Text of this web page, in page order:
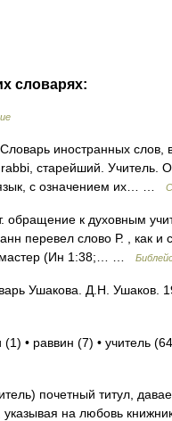
словарях:
иностранных слов,
старейший. Учитель.
с означением их… …
обращение к духовным
перевел слово Р. , как и
мастер (Ин 1:38;… …
Ушакова. Д.Н. Ушаков.
• раввин (7) • учитель
почетный титул,
на любовь